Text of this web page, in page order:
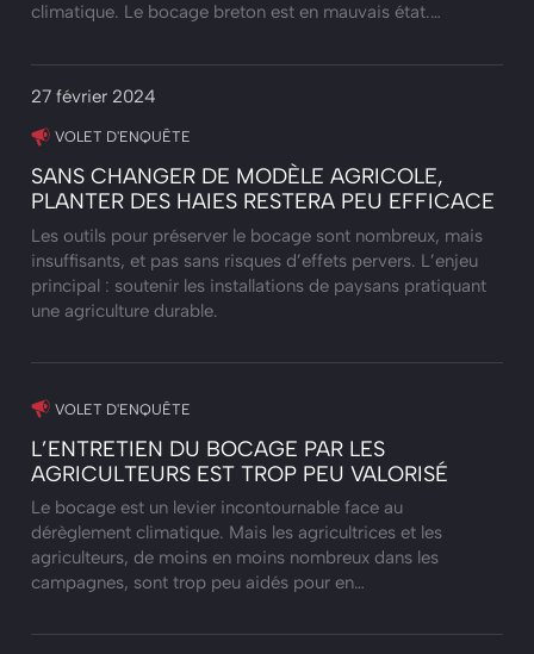
climatique. Le bocage breton est en mauvais état.…
27 février 2024
VOLET D'ENQUÊTE
SANS CHANGER DE MODÈLE AGRICOLE,
PLANTER DES HAIES RESTERA PEU EFFICACE
Les outils pour préserver le bocage sont nombreux, mais
insuffisants, et pas sans risques d’effets pervers. L’enjeu
principal : soutenir les installations de paysans pratiquant
une agriculture durable.
VOLET D'ENQUÊTE
L’ENTRETIEN DU BOCAGE PAR LES
AGRICULTEURS EST TROP PEU VALORISÉ
Le bocage est un levier incontournable face au
dérèglement climatique. Mais les agricultrices et les
agriculteurs, de moins en moins nombreux dans les
campagnes, sont trop peu aidés pour en…